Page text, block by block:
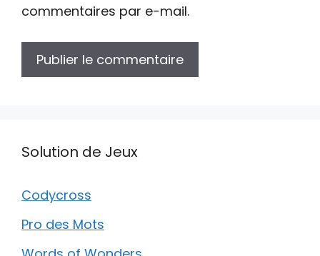
commentaires par e-mail.
Solution de Jeux
Codycross
Pro des Mots